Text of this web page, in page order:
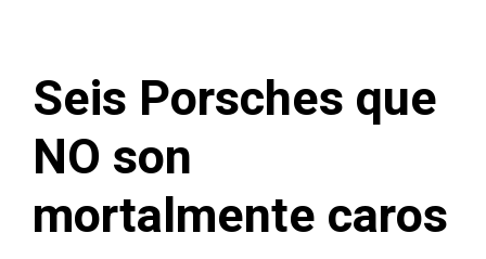
Seis Porsches que
NO son
mortalmente caros